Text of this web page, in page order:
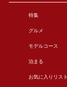
特集
グルメ
モデルコース
泊まる
お気に入りリスト